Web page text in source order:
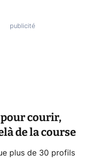
courir,
de la course
plus de 30 profils